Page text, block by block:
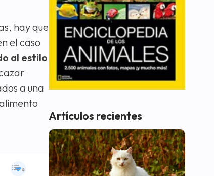
hay que
el caso
al estilo
a una
Artículos recientes